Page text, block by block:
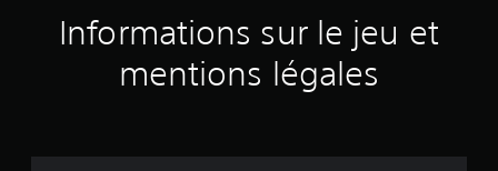
a
Informations sur le jeu et
mentions légales